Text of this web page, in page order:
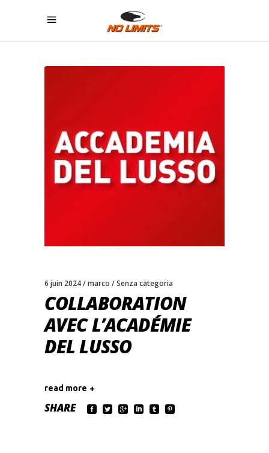
6 juin 2024 marco Senza categoria
COLLABORATION
AVEC L’ACADÉMIE
DEL LUSSO
read more
SHARE